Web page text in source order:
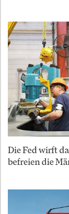
Die Fed wirft
befreien die